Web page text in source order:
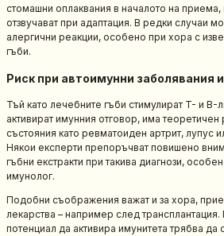
стомашни оплаквания в началото на
отзвучават при адаптация. В редки случаи
алергични реакции, особено при хора с
гъби.
Риск при автоимунни заболявания
Тъй като лечебните гъби стимулират T- и B-
активират имунния отговор, има теоретичен
състояния като ревматоиден артрит, лупус
Някои експерти препоръчват повишено
гъбни екстракти при такива диагнози,
имунолог.
Подобни съображения важат и за хора,
лекарства – например след
потенциал да активира имунитета трябва